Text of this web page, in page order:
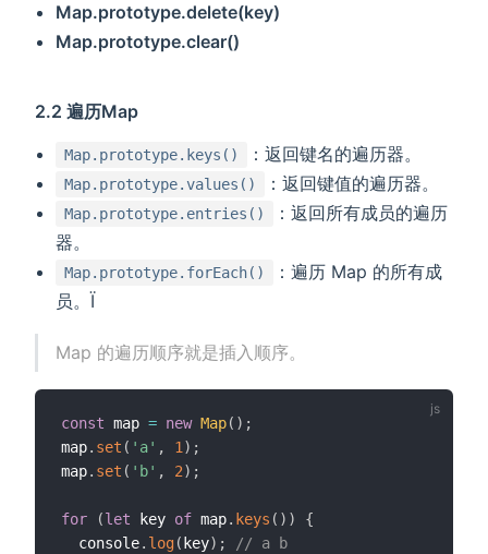
Map.prototype.delete(key)
Map.prototype.clear()
2.2 遍历Map
Map.prototype.keys() ：返回键名的遍历器。
Map.prototype.values() ：返回键值的遍历器。
Map.prototype.entries()
：返回所有成员的遍历
器。
Map.prototype.forEach()
：遍历 Map 的所有成
员。Ï
Map 的遍历顺序就是插入顺序。
const map = new Map( ) ;
map. set ( 'a' , 1) ;
map. set ( 'b' , 2) ;
for (let key of map. keys ( ) )
{
  console
. log( key) ;
// a b